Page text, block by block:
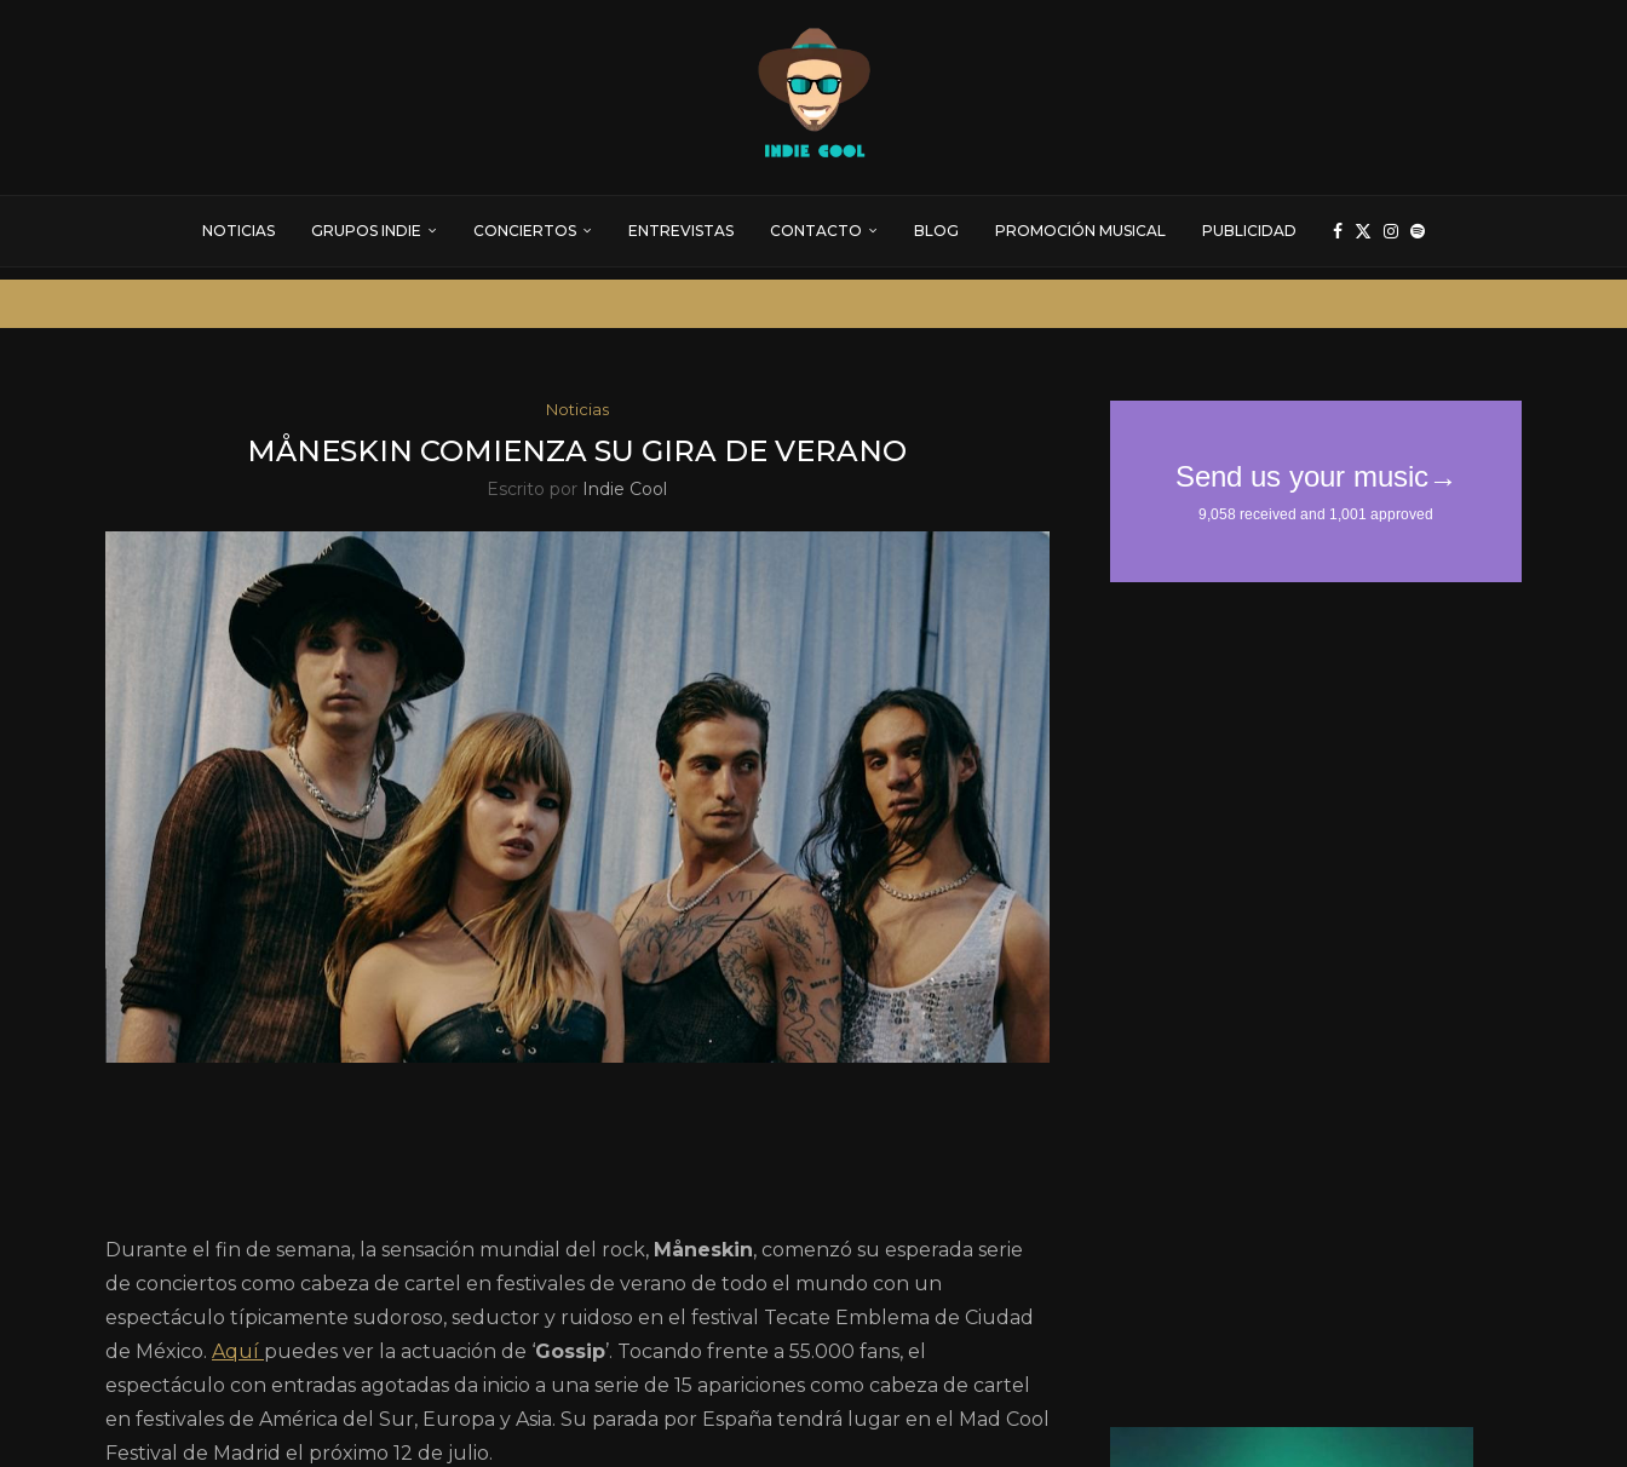
NOTICIAS GRUPOS INDIE CONCIERTOS ENTREVISTAS CONTACTO BLOG PROMOCIÓN MUSICAL PUBLICIDAD
Noticias
MÅNESKIN COMIENZA SU GIRA DE VERANO
Escrito por Indie Cool
Durante el fin de semana, la sensación mundial del rock, Måneskin, comenzó su esperada serie
de conciertos como cabeza de cartel en festivales de verano de todo el mundo con un
espectáculo típicamente sudoroso, seductor y ruidoso en el festival Tecate Emblema de Ciudad
de México. Aquí puedes ver la actuación de ‘Gossip’. Tocando frente a 55.000 fans, el
espectáculo con entradas agotadas da inicio a una serie de 15 apariciones como cabeza de cartel
en festivales de América del Sur, Europa y Asia. Su parada por España tendrá lugar en el Mad Cool
Festival de Madrid el próximo 12 de julio.